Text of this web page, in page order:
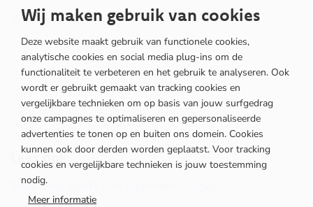
GenZ
in
nieuw
venster)
Workshop ‘Klaar voor de toekomst’(opent
in
nieuw
venster)
Lees ook
‘Mijn fiets heeft een vlammenwerper’
Wij maken gebruik van cookies
Deze website maakt gebruik van functionele cookies,
analytische cookies en social media plug-ins om de
functionaliteit te verbeteren en het gebruik te analyseren. Ook
wordt er gebruikt gemaakt van tracking cookies en
vergelijkbare technieken om op basis van jouw surfgedrag
onze campagnes te optimaliseren en gepersonaliseerde
advertenties te tonen op en buiten ons domein. Cookies
kunnen ook door derden worden geplaatst. Voor tracking
cookies en vergelijkbare technieken is jouw toestemming
nodig.
Meer informatie